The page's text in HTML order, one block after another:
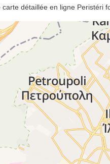
détaillée en ligne Peristéri